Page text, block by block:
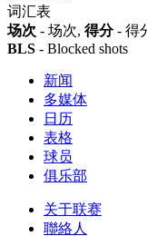
词汇表
场次 - 场次, 得分- 得
BLS - Blocked shots
新闻
多媒体
日历
表格
球员
俱乐部
关于联赛
聯絡人